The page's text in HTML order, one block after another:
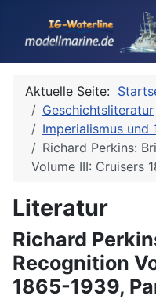
Aktuelle Seite:
Geschichtsliteratur
Imperialismus und
Richard Perkins:
Volume III: Cruisers
Literatur
Richard
Recognition
1865-1939,